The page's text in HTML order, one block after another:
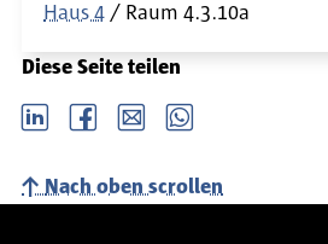
Haus 4
Raum 4.3.10a
Diese Seite teilen
LinkedIn Facebook email Whatsapp
Nach oben scrollen